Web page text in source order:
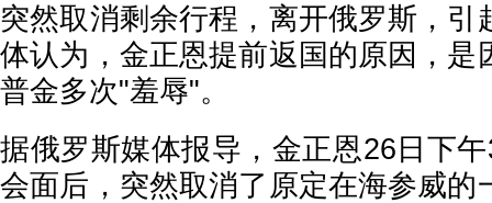
突然取消剩余行程，离开俄罗斯，引
体认为，金正恩提前返国的原因，是
普金多次"羞辱"。
据俄罗斯媒体报导，金正恩26日下
会面后，突然取消了原定在海参威的